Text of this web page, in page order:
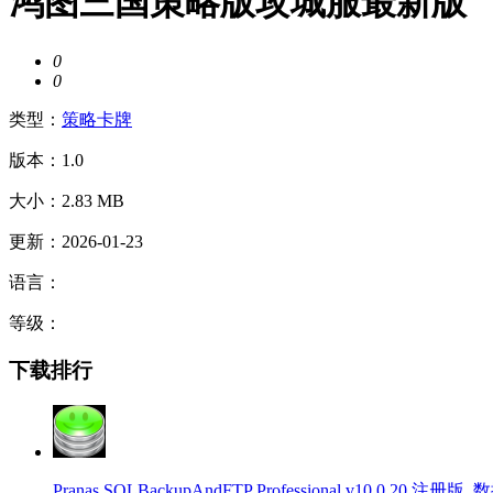
0
0
类型： 策略卡牌
版本：1.0
大小：2.83 MB
更新：2026-01-23
语言：
等级：
下载排行